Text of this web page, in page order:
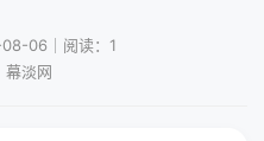
06｜阅读：1
幕淡网